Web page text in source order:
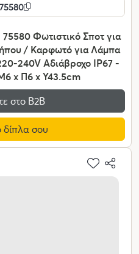
75580
Φωτιστικό Σποτ για
/ Καρφωτό για Λάμπα
240V Αδιάβροχο IP67 -
x Π6 x Υ43.5cm
στο Β2Β
σου